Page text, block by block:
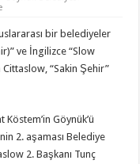
bir belediyeler
ve İngilizce “Slow
“Sakin Şehir”
Göynük’ü
2. aşaması Belediye
2. Başkanı Tunç